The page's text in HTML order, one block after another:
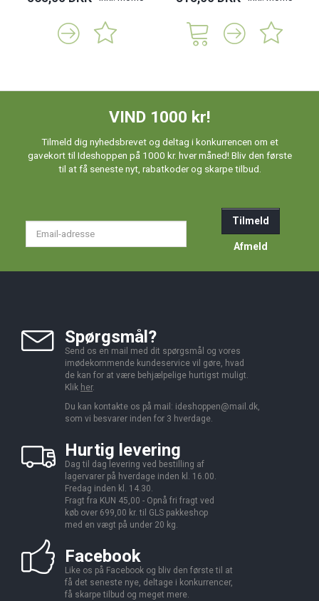
VIND 1000 kr!
Tilmeld dig nyhedsbrevet og deltag i konkurrencen om et
gavekort til Ideshoppen på 1000 kr. hver måned! Bliv den første
til at få seneste nyt, rabatkoder og skarpe tilbud.
Tilmeld
Afmeld
Spørgsmål?
Send os en mail med dit spørgsmål og vores
imødekommende kundeservice vil gøre, hvad
de kan for at være behjælpelige hurtigst muligt.
Klik her.
Du kan kontakte os på mail: ideshoppen@mail.dk,
som vi besvarer inden for 3 hverdage.
Hurtig levering
Dag til dag levering ved bestilling af
lagervarer på hverdage inden kl. 16.00.
Fredag inden kl. 14.30.
Fragt fra KUN 45,00 - Opnå fri fragt ved
køb over 699,00 kr. til GLS pakkeshop
med en vægt på under 20 kg.
Facebook
Like os på Facebook og bliv den første til at
få det seneste nye, deltage i konkurrencer,
få skarpe tilbud og meget mere.